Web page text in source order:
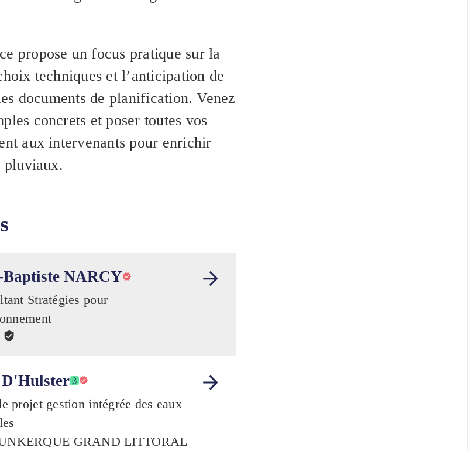
propose un focus pratique sur la
techniques et l’anticipation de
documents de planification. Venez
concrets et poser toutes vos
aux intervenants pour enrichir
pluviaux.
Baptiste NARCY
Stratégies pour
projet gestion intégrée des eaux
GRAND LITTORAL